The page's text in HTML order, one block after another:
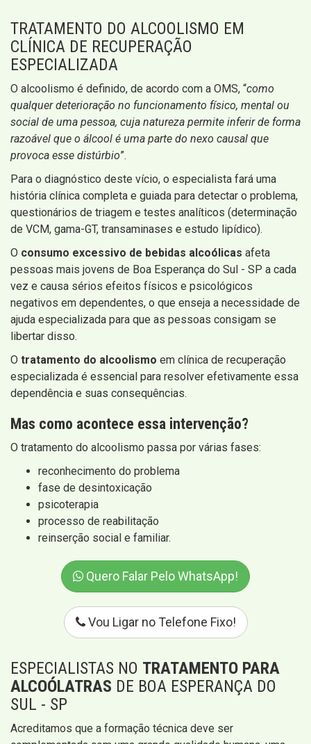
TRATAMENTO DO ALCOOLISMO EM
CLÍNICA DE RECUPERAÇÃO
ESPECIALIZADA
O alcoolismo é definido, de acordo com a OMS, “como
qualquer deterioração no funcionamento físico, mental ou
social de uma pessoa, cuja natureza permite inferir de forma
razoável que o álcool é uma parte do nexo causal que
provoca esse distúrbio”.
Para o diagnóstico deste vício, o especialista fará uma
história clínica completa e guiada para detectar o problema,
questionários de triagem e testes analíticos (determinação
de VCM, gama-GT, transaminases e estudo lipídico).
O consumo excessivo de bebidas alcoólicas afeta
pessoas mais jovens de Boa Esperança do Sul - SP a cada
vez e causa sérios efeitos físicos e psicológicos
negativos em dependentes, o que enseja a necessidade de
ajuda especializada para que as pessoas consigam se
libertar disso.
O tratamento do alcoolismo em clínica de recuperação
especializada é essencial para resolver efetivamente essa
dependência e suas consequências.
Mas como acontece essa intervenção?
O tratamento do alcoolismo passa por várias fases:
reconhecimento do problema
fase de desintoxicação
psicoterapia
processo de reabilitação
reinserção social e familiar.
Quero Falar Pelo WhatsApp!
Vou Ligar no Telefone Fixo!
ESPECIALISTAS NO TRATAMENTO PARA
ALCOÓLATRAS DE BOA ESPERANÇA DO
SUL - SP
Acreditamos que a formação técnica deve ser